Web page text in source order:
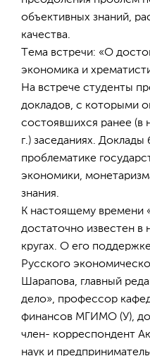
объективных знаний,
качества.
Тема встречи: «О
экономика и
На встрече студенты
докладов, с которыми
состоявшихся ранее (в
г.) заседаниях.
проблематике
экономики,
знания.
К настоящему времени
достаточно известен в
кругах. О его
Русского
Шарапова, главный
дело», профессор
финансов МГИМО (У),
член- корреспондент
наук и